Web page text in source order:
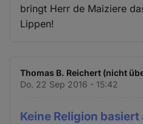
bringt Herr de Maiziere
Lippen!
Thomas B. Reichert (nicht
Do. 22 Sep 2016 - 15:42
Keine Religion basiert